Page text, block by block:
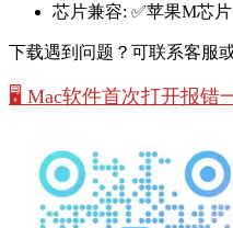
芯片兼容: ✅苹果M芯
下载遇到问题？可联系客服
🖥️ Mac软件首次打开报错